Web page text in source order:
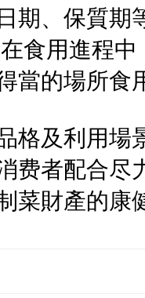
期、保質期
食用進程
當的場所食
格及利用場
费者配合
菜財產的康